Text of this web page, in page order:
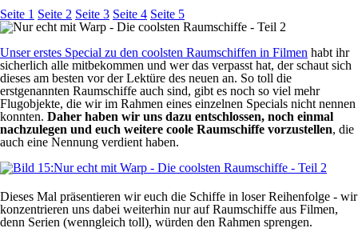
Seite 1 Seite 2 Seite 3 Seite 4 Seite 5
Unser erstes Special zu den coolsten Raumschiffen in Filmen habt ihr
sicherlich alle mitbekommen und wer das verpasst hat, der schaut sich
dieses am besten vor der Lektüre des neuen an. So toll die
erstgenannten Raumschiffe auch sind, gibt es noch so viel mehr
Flugobjekte, die wir im Rahmen eines einzelnen Specials nicht nennen
konnten. Daher haben wir uns dazu entschlossen, noch einmal
nachzulegen und euch weitere coole Raumschiffe vorzustellen, die
auch eine Nennung verdient haben.
Dieses Mal präsentieren wir euch die Schiffe in loser Reihenfolge - wir
konzentrieren uns dabei weiterhin nur auf Raumschiffe aus Filmen,
denn Serien (wenngleich toll), würden den Rahmen sprengen.